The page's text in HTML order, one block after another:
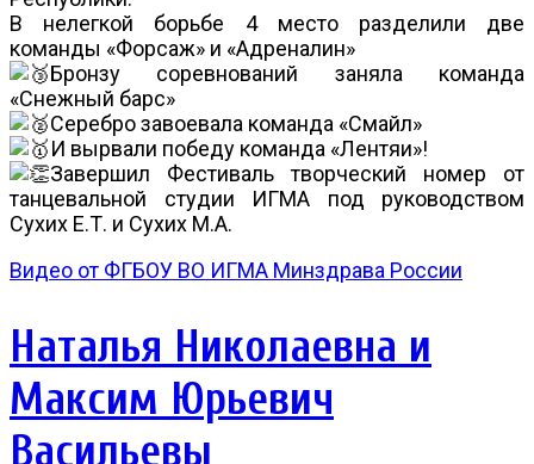
В нелегкой борьбе 4 место разделили две
команды «Форсаж» и «Адреналин»
Бронзу соревнований заняла команда
«Снежный барс»
Серебро завоевала команда «Смайл»
И вырвали победу команда «Лентяи»!
Завершил Фестиваль творческий номер от
танцевальной студии ИГМА под руководством
Сухих Е.Т. и Сухих М.А.
Видео от ФГБОУ ВО ИГМА Минздрава России
Наталья Николаевна и
Максим Юрьевич
Васильевы